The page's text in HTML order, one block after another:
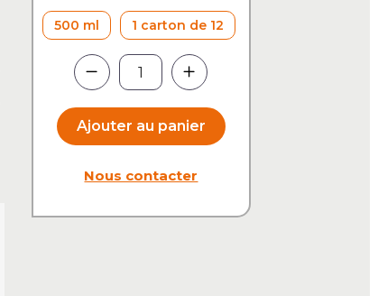
500 ml 1 carton de 12
Ajouter au panier
Nous contacter